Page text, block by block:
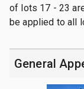
of lots 17 - 23
be applied to all
General